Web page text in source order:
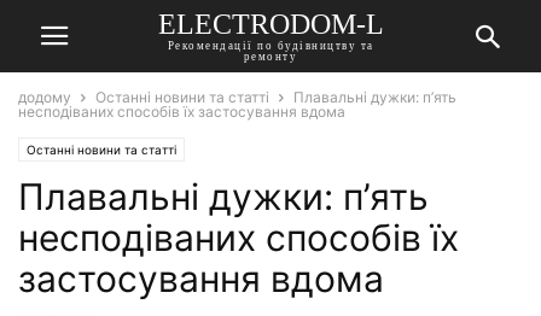
ELECTRODOM-L
Рекомендації по будівництву та
ремонту
додому Останні новини та статті
Плавальні дужки: п’ять
несподіваних способів їх застосування вдома
Останні новини та статті
Плавальні дужки: п’ять
несподіваних способів їх
застосування вдома